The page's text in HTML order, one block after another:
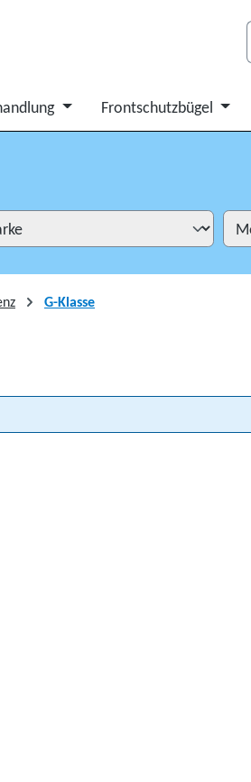
Frontschutzbügel
G-Klasse